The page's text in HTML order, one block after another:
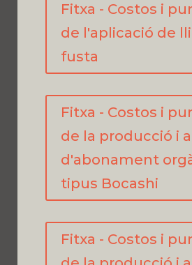
Fitxa - Costos i
de l'aplicació de
fusta
Fitxa - Costos i
de la producció i
d'abonament
tipus Bocashi
Fitxa - Costos i